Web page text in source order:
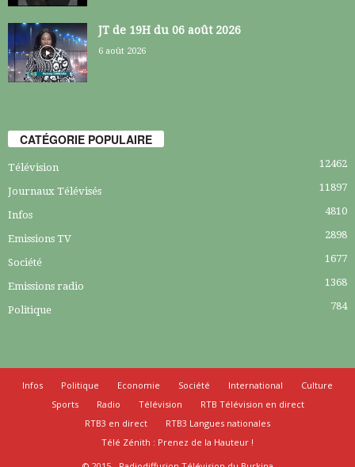
JT de 19H du 06 août 2026
6 août 2026
CATÉGORIE POPULAIRE
Télévision 12462
Journaux Télévisés 11897
Infos 4810
Emissions TV 2898
Société 1677
Emissions radio 1368
Politique 784
Infos Politique Economie Société International
Culture
Sports
Radio Télévision
RTB Télévision en direct
RTB3 en direct
RTB3 Langues nationales
Télé Zénith : Prenez de la Hauteur !